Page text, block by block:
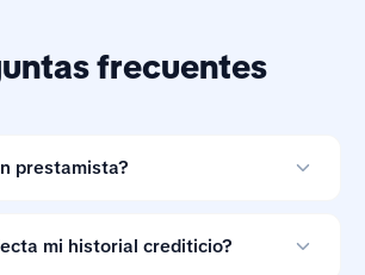
frecuentes
prestamista?
y no otorga créditos.
mi historial crediticio?